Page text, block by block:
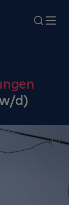
search
d)